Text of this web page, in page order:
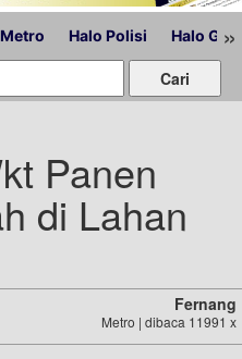
Metro Halo Polisi Halo »
Panen
di Lahan
Fernang
Metro | dibaca 11991 x